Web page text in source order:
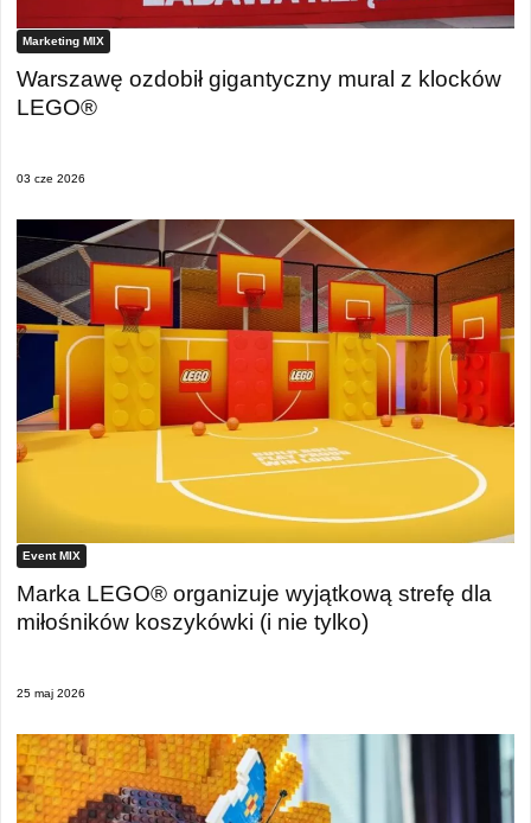
Marketing MIX
Warszawę ozdobił gigantyczny mural z klocków
LEGO®
03 cze 2026
Event MIX
Marka LEGO® organizuje wyjątkową strefę dla
miłośników koszykówki (i nie tylko)
25 maj 2026